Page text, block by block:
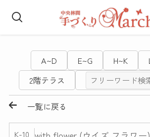
A~D E~G H~K L
2階テラス
一覧に戻る
K-10